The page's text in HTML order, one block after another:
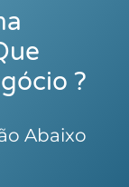
?
Abaixo